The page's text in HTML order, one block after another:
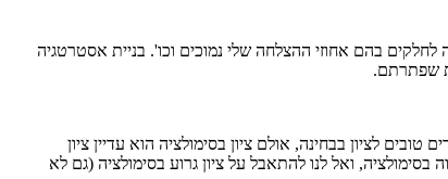
לחלקים בהם אחוזי ההצלחה שלי נמוכים וכו'. בניית אסטרטגיה
שפתרתם.
לציון בבחינה, אולם ציון בסימולציה הוא עדיין ציון
ואל לנו להתאבל על ציון גרוע בסימולציה (גם לא